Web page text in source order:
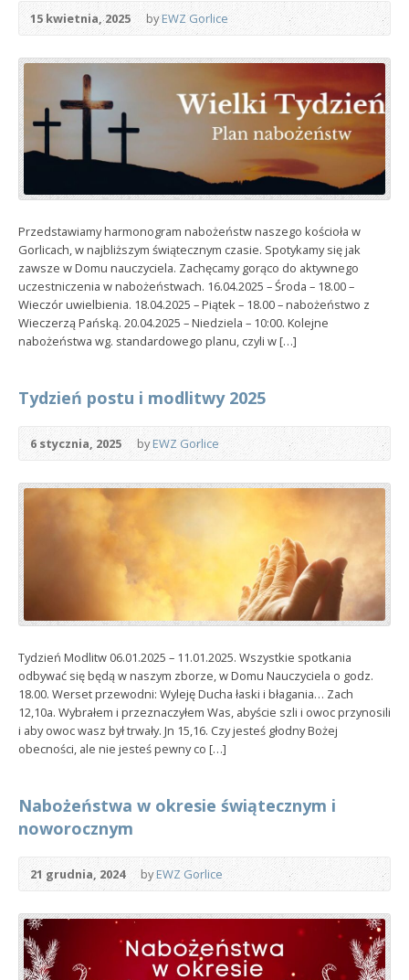
15 kwietnia, 2025 byEWZ Gorlice
Przedstawiamy harmonogram nabożeństw naszego kościoła w
Gorlicach, w najbliższym świątecznym czasie. Spotykamy się jak
zawsze w Domu nauczyciela. Zachęcamy gorąco do aktywnego
uczestniczenia w nabożeństwach. 16.04.2025 – Środa – 18.00 –
Wieczór uwielbienia. 18.04.2025 – Piątek – 18.00 – nabożeństwo z
Wieczerzą Pańską. 20.04.2025 – Niedziela – 10:00. Kolejne
nabożeństwa wg. standardowego planu, czyli w […]
Tydzień postu i modlitwy 2025
6 stycznia, 2025 byEWZ Gorlice
Tydzień Modlitw 06.01.2025 – 11.01.2025. Wszystkie spotkania
odbywać się będą w naszym zborze, w Domu Nauczyciela o godz.
18.00. Werset przewodni: Wyleję Ducha łaski i błagania… Zach
12,10a. Wybrałem i przeznaczyłem Was, abyście szli i owoc przynosili
i aby owoc wasz był trwały. Jn 15,16. Czy jesteś głodny Bożej
obecności, ale nie jesteś pewny co […]
Nabożeństwa w okresie świątecznym i
noworocznym
21 grudnia, 2024 byEWZ Gorlice